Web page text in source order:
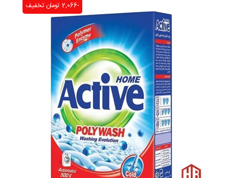
تخفیف -2,066 تومان